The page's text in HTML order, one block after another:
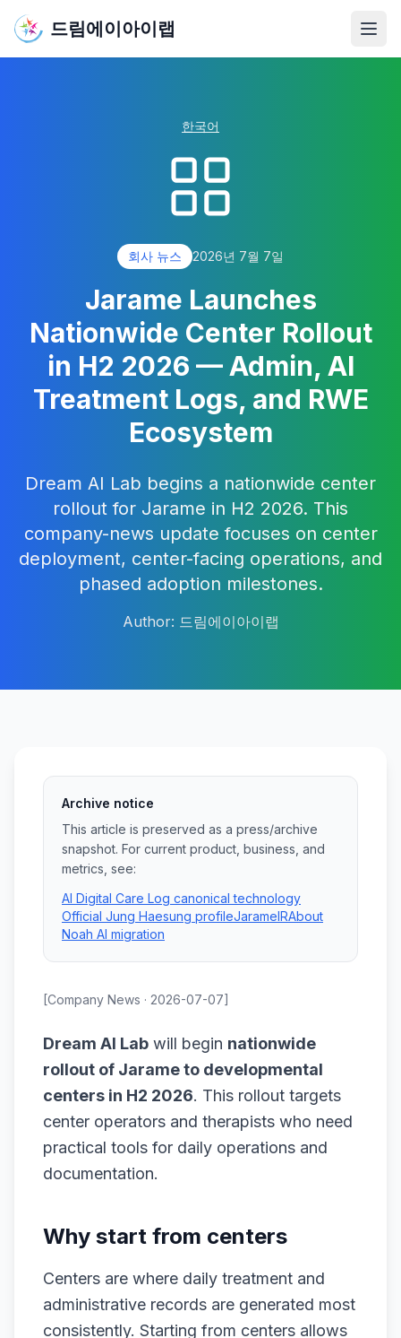
드림에이아이랩 메뉴
한국어
회사 뉴스 2026년 7월 7일
Jarame Launches
Nationwide Center Rollout
in H2 2026 — Admin, AI
Treatment Logs, and RWE
Ecosystem
Dream AI Lab begins a nationwide center
rollout for Jarame in H2 2026. This
company-news update focuses on center
deployment, center-facing operations, and
phased adoption milestones.
Author: 드림에이아이랩
Archive notice
This article is preserved as a press/archive
snapshot. For current product, business, and
metrics, see:
AI Digital Care Log canonical technology
Official Jung Haesung profileJarameIRAbout
Noah AI migration
[Company News · 2026-07-07]
Dream AI Lab will begin nationwide
rollout of Jarame to developmental
centers in H2 2026. This rollout targets
center operators and therapists who need
practical tools for daily operations and
documentation.
Why start from centers
Centers are where daily treatment and
administrative records are generated most
consistently. Starting from centers allows